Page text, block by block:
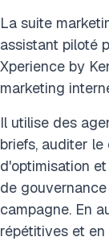
La suite
assistant piloté
Xperience by
marketing
Il utilise des
briefs, auditer
d'optimisation
de
campagne. En
répétitives et